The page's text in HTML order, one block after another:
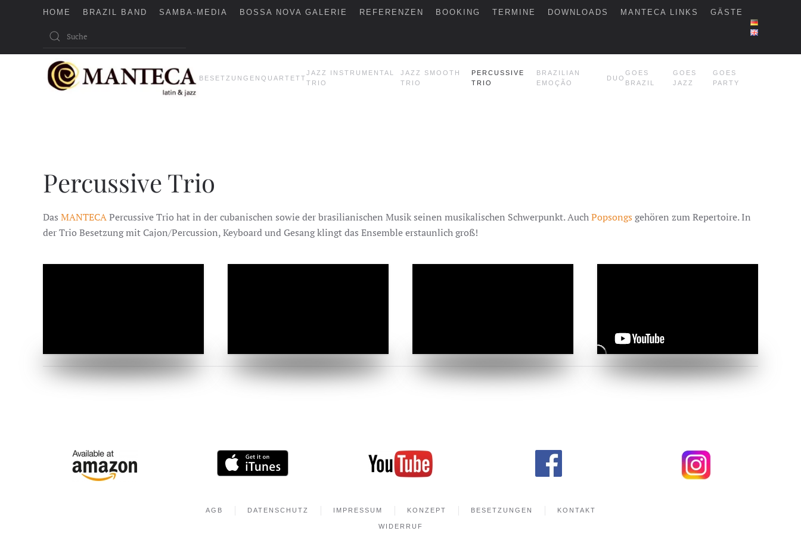
Skip to main content
HOME BRAZIL BAND SAMBA-MEDIA BOSSA NOVA GALERIE REFERENZEN BOOKING TERMINE DOWNLOADS MANTECA LINKS GÄSTE
BESETZUNGENQUARTETT
JAZZ INSTRUMENTAL
TRIO
JAZZ SMOOTH
TRIO
PERCUSSIVE
TRIO
BRAZILIAN
EMOÇÃO
DUO
GOES
BRAZIL
GOES
JAZZ
GOES
PARTY
Percussive Trio
Das MANTECAPercussive Trio hat in der cubanischen sowie der brasilianischen Musik seinen musikalischen Schwerpunkt. AuchPopsongs gehören zum Repertoire. In
der Trio Besetzung mit Cajon/Percussion, Keyboard und Gesang klingt das Ensemble erstaunlich groß!
AGB DATENSCHUTZ IMPRESSUM KONZEPT BESETZUNGEN KONTAKT
WIDERRUF